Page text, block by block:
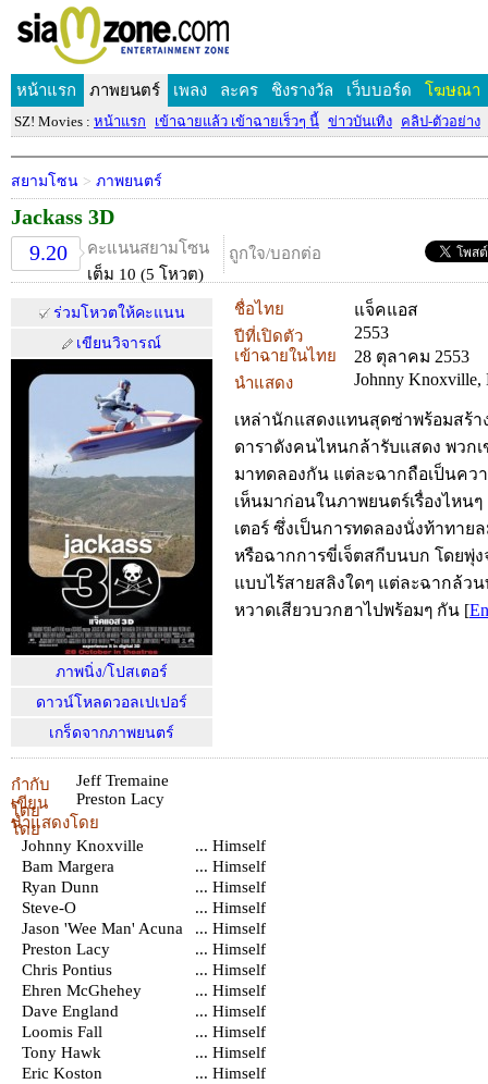
หน้าแรก ภาพยนตร์ เพลง ละคร ชิงรางวัล เว็บบอร์ด โฆษณา
SZ! Movies : หน้าแรก เข้าฉายแล้ว เข้าฉายเร็วๆ นี้ ข่าวบันเทิง คลิป-ตัวอย่าง
สยามโซน > ภาพยนตร์
Jackass 3D
9.20
คะแนนสยามโซน
เต็ม 10 (5 โหวต)
ถูกใจ/บอกต่อ
ร่วมโหวตให้คะแนน
เขียนวิจารณ์
ภาพนิ่ง/โปสเตอร์
ดาวน์โหลดวอลเปเปอร์
เกร็ดจากภาพยนตร์
ชื่อไทย แจ็คแอส
ปีที่เปิดตัว 2553
เข้าฉายในไทย 28 ตุลาคม 2553
นำแสดง Johnny Knoxville,
เหล่านักแสดงแทนสุดซ่าพร้อมสร้า
ดาราดังคนไหนกล้ารับแสดง พวก
มาทดลองกัน แต่ละฉากถือเป็นคว
เห็นมาก่อนในภาพยนตร์เรื่องไหน
เตอร์ ซึ่งเป็นการทดลองนั่งท้าทาย
หรือฉากการขี่เจ็ตสกีบนบก โดยพุ่
แบบไร้สายสลิงใดๆ แต่ละฉากล้ว
หวาดเสียวบวกฮาไปพร้อมๆ กัน [
กำกับ
โดย
Jeff Tremaine
เขียน
โดย
Preston Lacy
นำแสดงโดย
Johnny Knoxville
... Himself
Bam Margera
... Himself
Ryan Dunn
... Himself
Steve-O
... Himself
Jason 'Wee Man' Acuna
... Himself
Preston Lacy
... Himself
Chris Pontius
... Himself
Ehren McGhehey
... Himself
Dave England
... Himself
Loomis Fall
... Himself
Tony Hawk
... Himself
Eric Koston
... Himself